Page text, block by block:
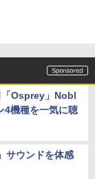
「Osprey」Nobl
4機種を一気に聴
サウンドを体感